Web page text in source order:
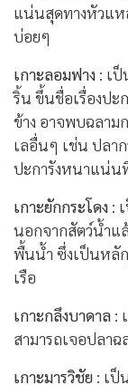
แน่นสุดทางหัวแห
บ่อยๆ
เกาะลอมฟาง : เ
ริ้น ขึ้นชื่อเรื่องปะ
ข้าง อาจพบฉลาม
เลอื่นๆ เช่น ปลา
ปะการังหนาแน่น
เกาะยักกระโดง :
นอกจากสัตว์น้ำแ
พื้นน้ำ ซึ่งเป็นหลั
เรือ
เกาะกลึงบาดาล :
สามารถเจอปลา
เกาะมารวิชัย : เป็